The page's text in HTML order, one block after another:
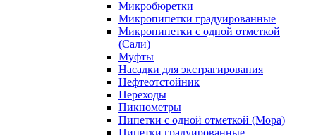
Микробюретки
Микропипетки градуированные
Микропипетки с одной отметкой
(Сали)
Муфты
Насадки для экстрагирования
Нефтеотстойник
Переходы
Пикнометры
Пипетки с одной отметкой (Мора)
Пипетки градуированные